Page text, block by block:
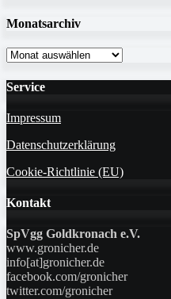
Monatsarchiv
Monatsarchiv
Service
Impressum
Datenschutzerklärung
Cookie-Richtlinie (EU)
Kontakt
SpVgg Goldkronach e.V.
www.gronicher.de
info[at]gronicher.de
facebook.com/gronicher
twitter.com/gronicher